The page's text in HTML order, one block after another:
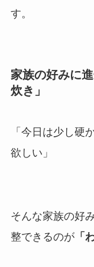
す。
家族の好みに
炊き」
「今日は少し硬
欲しい」
そんな家族の好
整できるのが「